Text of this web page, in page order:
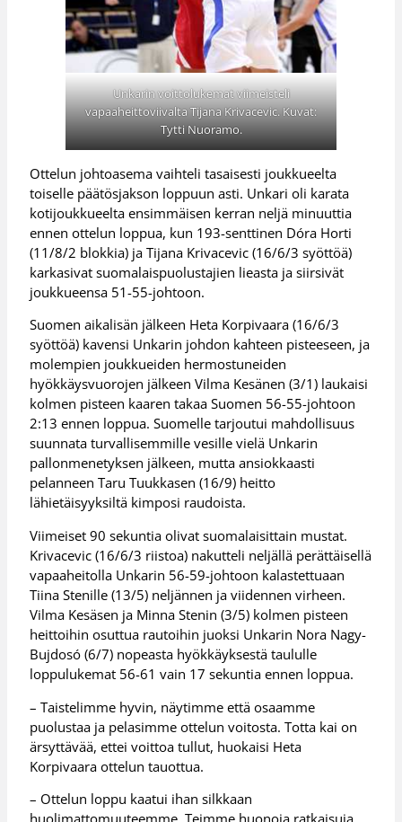
Unkarin voittolukemat viimeisteli
vapaaheittoviivalta Tijana Krivacevic. Kuvat:
Tytti Nuoramo.
Ottelun johtoasema vaihteli tasaisesti joukkueelta
toiselle päätösjakson loppuun asti. Unkari oli karata
kotijoukkueelta ensimmäisen kerran neljä minuuttia
ennen ottelun loppua, kun 193-senttinen Dóra Horti
(11/8/2 blokkia) ja Tijana Krivacevic (16/6/3 syöttöä)
karkasivat suomalaispuolustajien lieasta ja siirsivät
joukkueensa 51-55-johtoon.
Suomen aikalisän jälkeen Heta Korpivaara (16/6/3
syöttöä) kavensi Unkarin johdon kahteen pisteeseen, ja
molempien joukkueiden hermostuneiden
hyökkäysvuorojen jälkeen Vilma Kesänen (3/1) laukaisi
kolmen pisteen kaaren takaa Suomen 56-55-johtoon
2:13 ennen loppua. Suomelle tarjoutui mahdollisuus
suunnata turvallisemmille vesille vielä Unkarin
pallonmenetyksen jälkeen, mutta ansiokkaasti
pelanneen Taru Tuukkasen (16/9) heitto
lähietäisyyksiltä kimposi raudoista.
Viimeiset 90 sekuntia olivat suomalaisittain mustat.
Krivacevic (16/6/3 riistoa) nakutteli neljällä perättäisellä
vapaaheitolla Unkarin 56-59-johtoon kalastettuaan
Tiina Stenille (13/5) neljännen ja viidennen virheen.
Vilma Kesäsen ja Minna Stenin (3/5) kolmen pisteen
heittoihin osuttua rautoihin juoksi Unkarin Nora Nagy-
Bujdosó (6/7) nopeasta hyökkäyksestä taululle
loppulukemat 56-61 vain 17 sekuntia ennen loppua.
– Taistelimme hyvin, näytimme että osaamme
puolustaa ja pelasimme ottelun voitosta. Totta kai on
ärsyttävää, ettei voittoa tullut, huokaisi Heta
Korpivaara ottelun tauottua.
– Ottelun loppu kaatui ihan silkkaan